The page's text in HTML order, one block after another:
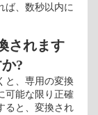
ば、数秒以内に
されます
?
と、専用の変換
可能な限り正確
ると、変換され